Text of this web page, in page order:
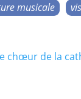
musicale
chœur de la